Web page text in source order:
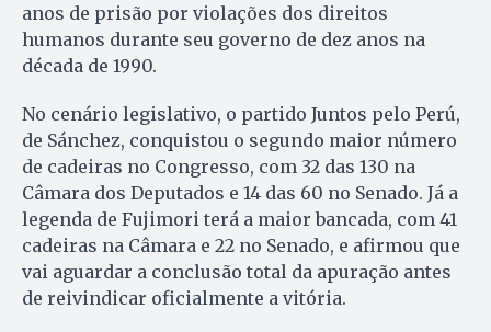
anos de prisão por violações dos direitos
humanos durante seu governo de dez anos na
década de 1990.
No cenário legislativo, o partido Juntos pelo Perú,
de Sánchez, conquistou o segundo maior número
de cadeiras no Congresso, com 32 das 130 na
Câmara dos Deputados e 14 das 60 no Senado. Já a
legenda de Fujimori terá a maior bancada, com 41
cadeiras na Câmara e 22 no Senado, e afirmou que
vai aguardar a conclusão total da apuração antes
de reivindicar oficialmente a vitória.